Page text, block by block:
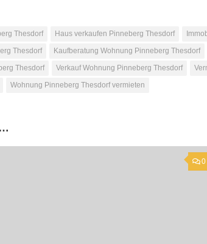
Thesdorf Haus verkaufen Pinneberg Thesdorf
Thesdorf Kaufberatung Wohnung Pinneberg Thesdorf
Thesdorf Verkauf Wohnung Pinneberg Thesdorf
Wohnung Pinneberg Thesdorf vermieten
0